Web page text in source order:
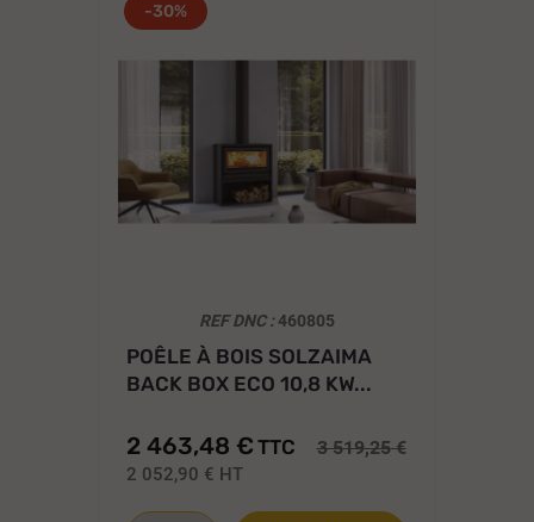
-30%
REF DNC :460805
POÊLE À BOIS SOLZAIMA
BACK BOX ECO 10,8 KW...
2 463,48 € TTC 3 519,25 €
2 052,90 € HT